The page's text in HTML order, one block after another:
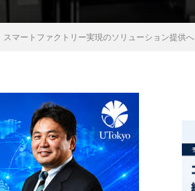
マートファクトリー実現のソリューション提供へ